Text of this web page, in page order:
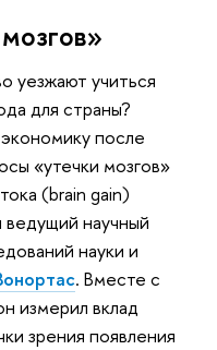
уезжают учиться
для страны?
после
«утечки мозгов»
(brain gain)
научный
науки и
. Вместе с
измерил вклад
зрения появления